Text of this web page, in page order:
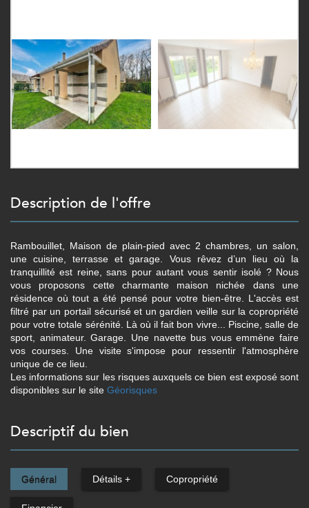
description de l'offre
Rambouillet, Maison de plain-pied avec 2 chambres, un salon,
une cuisine, terrasse et garage. Vous rêvez d’un lieu où la
tranquillité est reine, sans pour autant vous sentir isolé ? Nous
vous proposons cette charmante maison nichée dans une
résidence où tout a été pensé pour votre bien-être. L'accès est
filtré par un portail sécurisé et un gardien veille sur la copropriété
pour votre totale sérénité. Là où il fait bon vivre... Piscine, salle de
sport, animateur. Garage. Une navette bus vous emmène faire
vos courses. Une visite s'impose pour ressentir l'atmosphère
unique de ce lieu.
Les informations sur les risques auxquels ce bien est exposé sont
disponibles sur le site Géorisques
descriptif du bien
Général Détails + Copropriété